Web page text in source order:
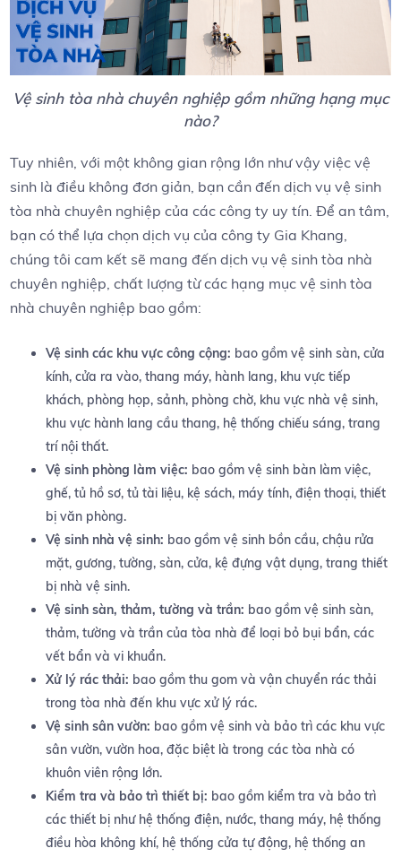
Vệ sinh tòa nhà chuyên nghiệp gồm những hạng mục
nào?
Tuy nhiên, với một không gian rộng lớn như vậy việc vệ
sinh là điều không đơn giản, bạn cần đến dịch vụ vệ sinh
tòa nhà chuyên nghiệp của các công ty uy tín. Để an tâm,
bạn có thể lựa chọn dịch vụ của công ty Gia Khang,
chúng tôi cam kết sẽ mang đến dịch vụ vệ sinh tòa nhà
chuyên nghiệp, chất lượng từ các hạng mục vệ sinh tòa
nhà chuyên nghiệp bao gồm:
Vệ sinh các khu vực công cộng: bao gồm vệ sinh sàn, cửa
kính, cửa ra vào, thang máy, hành lang, khu vực tiếp
khách, phòng họp, sảnh, phòng chờ, khu vực nhà vệ sinh,
khu vực hành lang cầu thang, hệ thống chiếu sáng, trang
trí nội thất.
Vệ sinh phòng làm việc: bao gồm vệ sinh bàn làm việc,
ghế, tủ hồ sơ, tủ tài liệu, kệ sách, máy tính, điện thoại, thiết
bị văn phòng.
Vệ sinh nhà vệ sinh: bao gồm vệ sinh bồn cầu, chậu rửa
mặt, gương, tường, sàn, cửa, kệ đựng vật dụng, trang thiết
bị nhà vệ sinh.
Vệ sinh sàn, thảm, tường và trần: bao gồm vệ sinh sàn,
thảm, tường và trần của tòa nhà để loại bỏ bụi bẩn, các
vết bẩn và vi khuẩn.
Xử lý rác thải: bao gồm thu gom và vận chuyển rác thải
trong tòa nhà đến khu vực xử lý rác.
Vệ sinh sân vườn: bao gồm vệ sinh và bảo trì các khu vực
sân vườn, vườn hoa, đặc biệt là trong các tòa nhà có
khuôn viên rộng lớn.
Kiểm tra và bảo trì thiết bị: bao gồm kiểm tra và bảo trì
các thiết bị như hệ thống điện, nước, thang máy, hệ thống
điều hòa không khí, hệ thống cửa tự động, hệ thống an